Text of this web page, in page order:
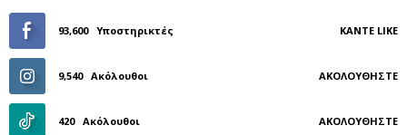
93,600 Υποστηρικτές ΚΆΝΤΕ LIKE
9,540 Ακόλουθοι ΑΚΟΛΟΥΘΉΣΤΕ
420 Ακόλουθοι ΑΚΟΛΟΥΘΉΣΤΕ